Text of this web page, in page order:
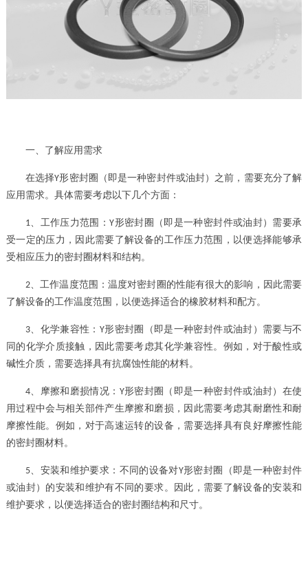
一、了解应用需求
在选择Y形密封圈（即是一种密封件或油封） 之前，需要充分了解
应用需求。具体需要考虑以下几个方面：
1、 工作压力范围：Y形密封圈（即是一种密封件或油封） 需要承
受一定的压力，因此需要了解设备的工作压力范围，以便选择能够承
受相应压力的密封圈材料和结构。
2、工作温度范围：温度对密封圈的性能有很大的影响，因此需要
了解设备的工作温度范围，以便选择适合的橡胶材料和配方。
3、 化学兼容性： Y形密封圈（即是一种密封件或油封） 需要与不
同的化学介质接触，因此需要考虑其化学兼容性。例如，对于酸性或
碱性介质，需要选择具有抗腐蚀性能的材料。
4、 摩擦和磨损情况： Y形密封圈（即是一种密封件或油封） 在使
用过程中会与相关部件产生摩擦和磨损，因此需要考虑其耐磨性和耐
摩擦性能。例如，对于高速运转的设备，需要选择具有良好摩擦性能
的密封圈材料。
5、 安装和维护要求：不同的设备对Y形密封圈（即是一种密封件
或油封） 的安装和维护有不同的要求。因此，需要了解设备的安装和
维护要求，以便选择适合的密封圈结构和尺寸。